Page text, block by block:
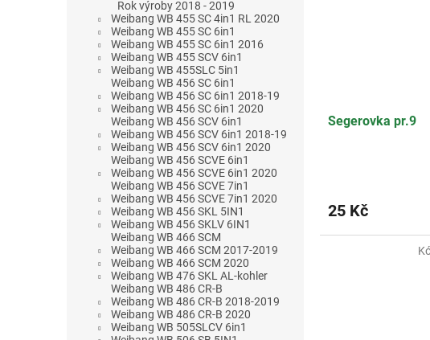
Rok výroby 2018 - 2019
Weibang WB 455 SC 4in1 RL 2020
Weibang WB 455 SC 6in1
Weibang WB 455 SC 6in1 2016
Weibang WB 455 SCV 6in1
Weibang WB 455SLC 5in1
Weibang WB 456 SC 6in1
Weibang WB 456 SC 6in1 2018-19
Weibang WB 456 SC 6in1 2020
Weibang WB 456 SCV 6in1
Weibang WB 456 SCV 6in1 2018-19
Weibang WB 456 SCV 6in1 2020
Weibang WB 456 SCVE 6in1
Weibang WB 456 SCVE 6in1 2020
Weibang WB 456 SCVE 7in1
Weibang WB 456 SCVE 7in1 2020
Weibang WB 456 SKL 5IN1
Weibang WB 456 SKLV 6IN1
Weibang WB 466 SCM
Weibang WB 466 SCM 2017-2019
Weibang WB 466 SCM 2020
Weibang WB 476 SKL AL-kohler
Weibang WB 486 CR-B
Weibang WB 486 CR-B 2018-2019
Weibang WB 486 CR-B 2020
Weibang WB 505SLCV 6in1
Segerovka pr.9
25 Kč